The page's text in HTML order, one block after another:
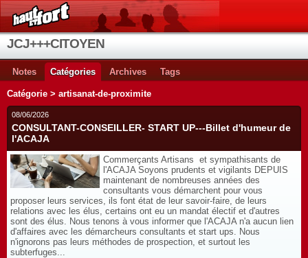
JCJ+++CITOYEN
Notes Catégories Archives Tags
Catégorie > artisanat-de-proximite
08/06/2026
CONSULTANT-CONSEILLER- START UP---Billet d'humeur de
l'ACAJA
Commerçants Artisans et sympathisants de
l'ACAJA Soyons prudents et vigilants DEPUIS
maintenant de nombreuses années des
consultants vous démarchent pour vous
proposer leurs services, ils font état de leur savoir-faire, de leurs
relations avec les élus, certains ont eu un mandat électif et d'autres
sont des élus. Nous tenons à vous informer que l'ACAJA n'a aucun lien
d'affaires avec les démarcheurs consultants et start ups. Nous
n'ignorons pas leurs méthodes de prospection, et surtout les
subterfuges...